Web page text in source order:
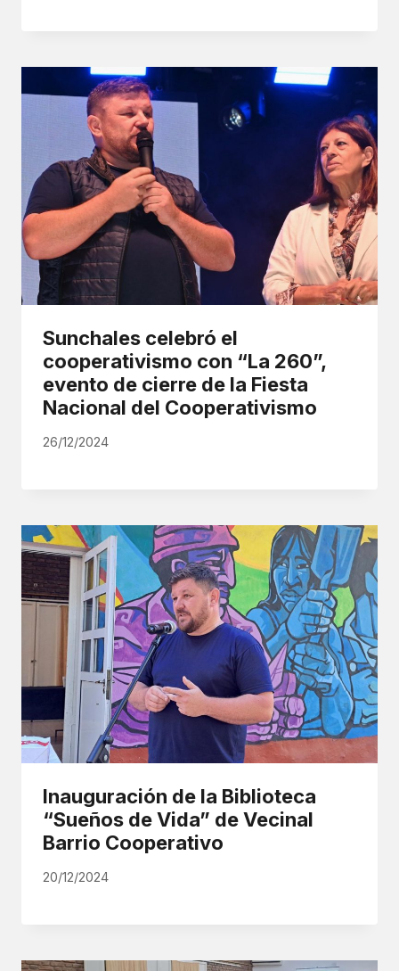
Sunchales celebró el
cooperativismo con “La 260”,
evento de cierre de la Fiesta
Nacional del Cooperativismo
26/12/2024
Inauguración de la Biblioteca
“Sueños de Vida” de Vecinal
Barrio Cooperativo
20/12/2024